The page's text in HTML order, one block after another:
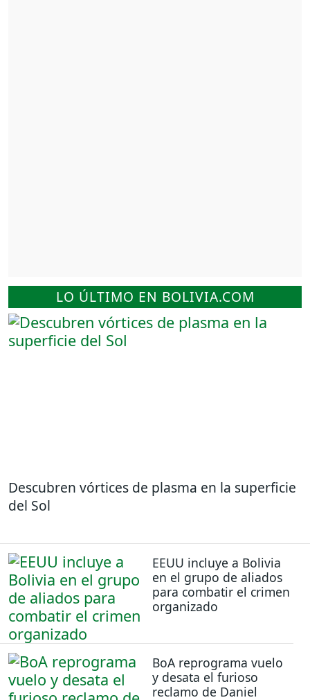
LO ÚLTIMO EN BOLIVIA.COM
Descubren vórtices de plasma en la superficie
del Sol
EEUU incluye a Bolivia
en el grupo de aliados
para combatir el crimen
organizado
BoA reprograma vuelo
y desata el furioso
reclamo de Daniel